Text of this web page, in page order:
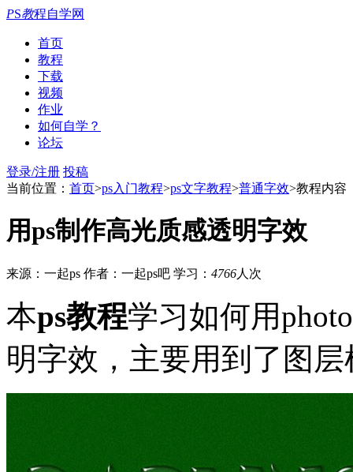
PS教程自学网
首页
教程
下载
视频
作业
如何自学？
论坛
登录/注册 投稿
当前位置： 首页>ps入门教程>ps文字教程>普通字效>教程内容
用ps制作高光质感透明字效
来源：一起ps 作者：一起ps吧 学习： 4766人次
本ps教程学习如何用
明字效，主要用到了图